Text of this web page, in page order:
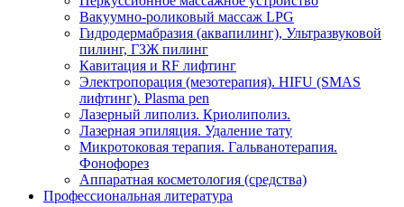
Вакуумно-роликовый массаж LPG
Гидродермабразия (аквапилинг), Ультразвуковой
пилинг, ГЗЖ пилинг
Кавитация и RF лифтинг
Электропорация (мезотерапия). HIFU (SMAS
лифтинг). Plasma pen
Лазерный липолиз. Криолиполиз.
Лазерная эпиляция. Удаление тату
Микротоковая терапия. Гальванотерапия.
Фонофорез
Аппаратная косметология (средства)
Профессиональная литература